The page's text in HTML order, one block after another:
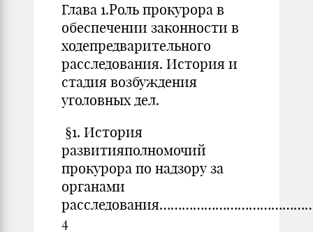
Глава 1.Роль прокурора в
обеспечении законности в
ходепредварительного
расследования. История и
стадия возбуждения
уголовных дел.
§1. История
развитияполномочий
прокурора по надзору за
органами
4